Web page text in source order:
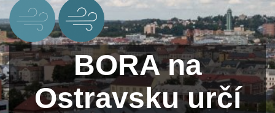
BORA na
Ostravsku určí